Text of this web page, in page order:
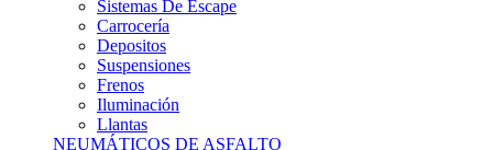
Depositos
Suspensiones
Frenos
Iluminación
Llantas
NEUMÁTICOS DE ASFALTO
Asfalto 13 O Menos